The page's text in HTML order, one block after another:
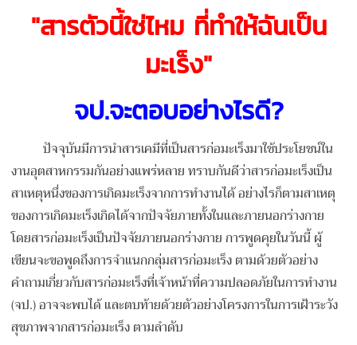
"สารตัวนี้ใช่ไหม ที่ทำให้ฉันเป็น
มะเร็ง"
จป.จะตอบอย่างไรดี?
ปัจจุบันมีการนำสารเคมีที่เป็นสารก่อมะเร็งมาใช้ประโยชน์ใน
งานอุตสาหกรรมกันอย่างแพร่หลาย ทราบกันดีว่าสารก่อมะเร็งเป็น
สาเหตุหนึ่งของการเกิดมะเร็งจากการทำงานได้ อย่างไรก็ตามสาเหตุ
ของการเกิดมะเร็งเกิดได้จากปัจจัยภายทั้งในและภายนอกร่างกาย
โดยสารก่อมะเร็งเป็นปัจจัยภายนอกร่างกาย การพูดคุยในวันนี้ ผู้
เขียนจะขอพูดถึงการจำแนกกลุ่มสารก่อมะเร็ง ตามด้วยตัวอย่าง
คำถามเกี่ยวกับสารก่อมะเร็งที่เจ้าหน้าที่ความปลอดภัยในการทำงาน
(จป.) อาจจะพบได้ และตบท้ายด้วยตัวอย่างโครงการในการเฝ้าระวัง
สุขภาพจากสารก่อมะเร็ง ตามลำดับ